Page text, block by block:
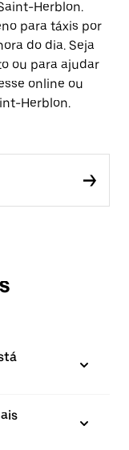
Herblon.
para táxis por
do dia. Seja
ou para ajudar
online ou
Herblon.